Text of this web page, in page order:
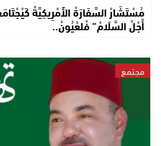
مُسْتَشَارْ السَّفَارَةْ الأَمْرِيكِيَّةْ
أَجْلْ السَّلَامْ” فْلعْيُونْ..
مجتمع